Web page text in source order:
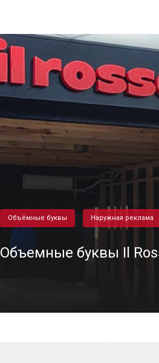
Объёмные буквы Наружная реклама
Объемные буквы Il